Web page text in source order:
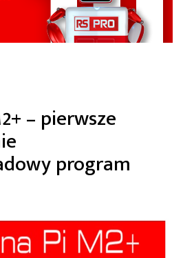
– pierwsze
program